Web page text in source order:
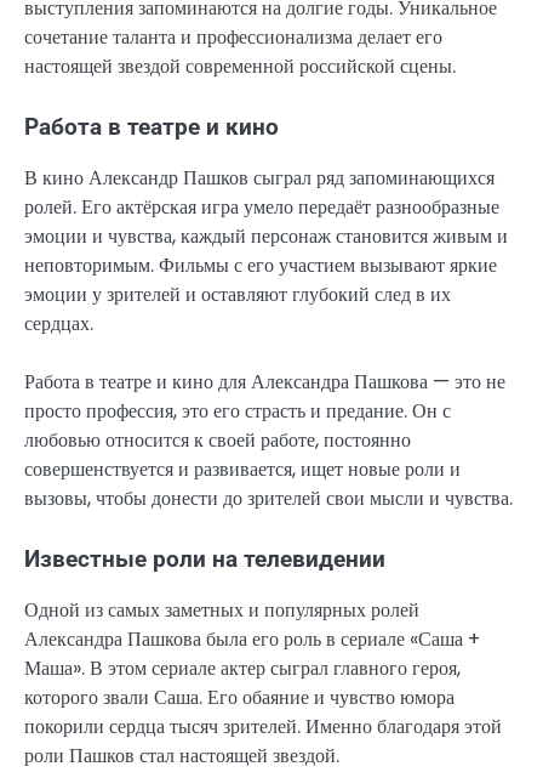
выступления запоминаются на долгие годы. Уникальное
сочетание таланта и профессионализма делает его
настоящей звездой современной российской сцены.
Работа в театре и кино
В кино Александр Пашков сыграл ряд запоминающихся
ролей. Его актёрская игра умело передаёт разнообразные
эмоции и чувства, каждый персонаж становится живым и
неповторимым. Фильмы с его участием вызывают яркие
эмоции у зрителей и оставляют глубокий след в их
сердцах.
Работа в театре и кино для Александра Пашкова — это не
просто профессия, это его страсть и предание. Он с
любовью относится к своей работе, постоянно
совершенствуется и развивается, ищет новые роли и
вызовы, чтобы донести до зрителей свои мысли и чувства.
Известные роли на телевидении
Одной из самых заметных и популярных ролей
Александра Пашкова была его роль в сериале «Саша +
Маша». В этом сериале актер сыграл главного героя,
которого звали Саша. Его обаяние и чувство юмора
покорили сердца тысяч зрителей. Именно благодаря этой
роли Пашков стал настоящей звездой.